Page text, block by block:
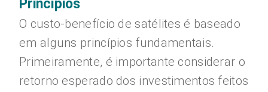
Princípios
O custo-benefício de satélites é baseado
em alguns princípios fundamentais.
Primeiramente, é importante considerar o
retorno esperado dos investimentos feitos